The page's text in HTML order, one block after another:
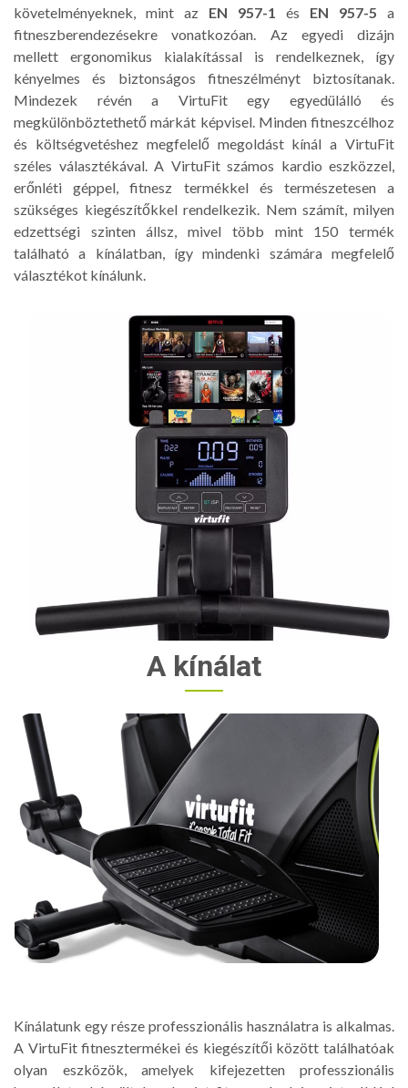
követelményeknek, mint az EN 957-1 és EN 957-5 a
fitneszberendezésekre vonatkozóan. Az egyedi dizájn
mellett ergonomikus kialakítással is rendelkeznek, így
kényelmes és biztonságos fitneszélményt biztosítanak.
Mindezek révén a VirtuFit egy egyedülálló és
megkülönböztethető márkát képvisel. Minden fitneszcélhoz
és költségvetéshez megfelelő megoldást kínál a VirtuFit
széles választékával. A VirtuFit számos kardio eszközzel,
erőnléti géppel, fitnesz termékkel és természetesen a
szükséges kiegészítőkkel rendelkezik. Nem számít, milyen
edzettségi szinten állsz, mivel több mint 150 termék
található a kínálatban, így mindenki számára megfelelő
választékot kínálunk.
A kínálat
Kínálatunk egy része professzionális használatra is alkalmas.
A VirtuFit fitnesztermékei és kiegészítői között találhatóak
olyan eszközök, amelyek kifejezetten professzionális